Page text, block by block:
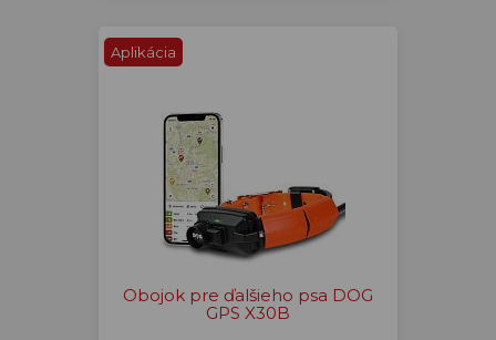
Aplikácia
Obojok pre ďalšieho psa DOG
GPS X30B